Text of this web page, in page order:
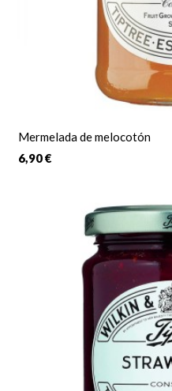
Mermelada de melocotón
6,90 €